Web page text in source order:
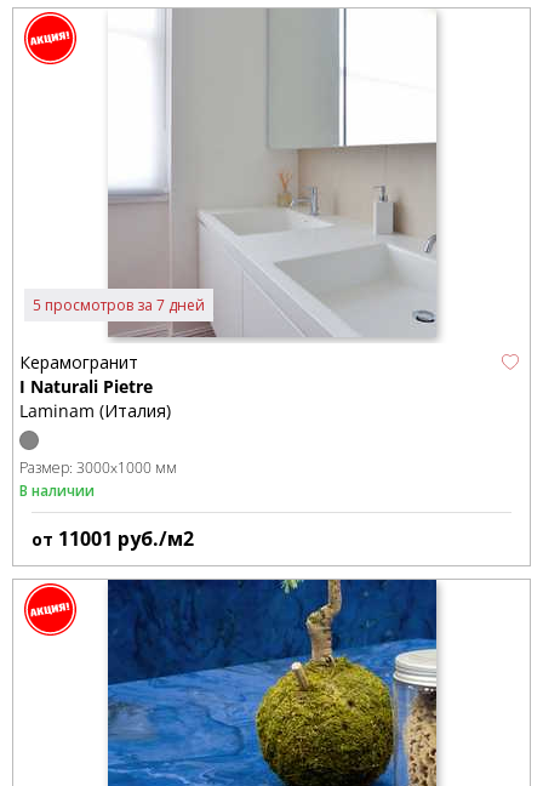
5 просмотров за 7 дней
Керамогранит
I Naturali Pietre
Laminam (Италия)
Размер: 3000x1000 мм
В наличии
от 11001 руб./м2